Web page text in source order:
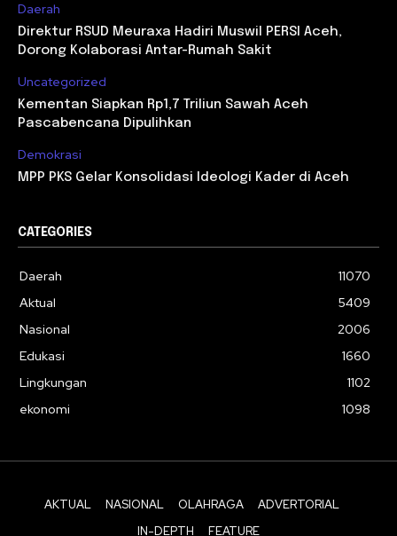
Daerah
Direktur RSUD Meuraxa Hadiri Muswil PERSI Aceh,
Dorong Kolaborasi Antar-Rumah Sakit
Uncategorized
Kementan Siapkan Rp1,7 Triliun Sawah Aceh
Pascabencana Dipulihkan
Demokrasi
MPP PKS Gelar Konsolidasi Ideologi Kader di Aceh
CATEGORIES
Daerah
11070
Aktual
5409
Nasional
2006
Edukasi
1660
Lingkungan
1102
ekonomi
1098
AKTUAL NASIONAL OLAHRAGA
ADVERTORIAL
IN-DEPTH
FEATURE